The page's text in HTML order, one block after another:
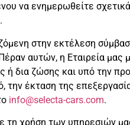
να ενημερωθείτε
στην εκτέλεση
αυτών, η Εταιρεία μας
ή δια ζώσης και υπό την
την έκταση της
info@selecta-cars.com.
τη χρήση των υπηρεσιών